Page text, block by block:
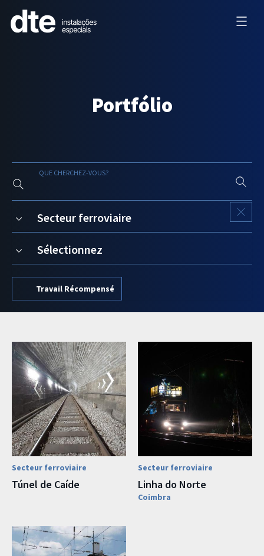
Portfólio
QUE CHERCHEZ-VOUS?
Secteur ferroviaire
Sélectionnez
Travail Récompensé
Secteur ferroviaire
Túnel de Caíde
Secteur ferroviaire
Linha do Norte
Coimbra